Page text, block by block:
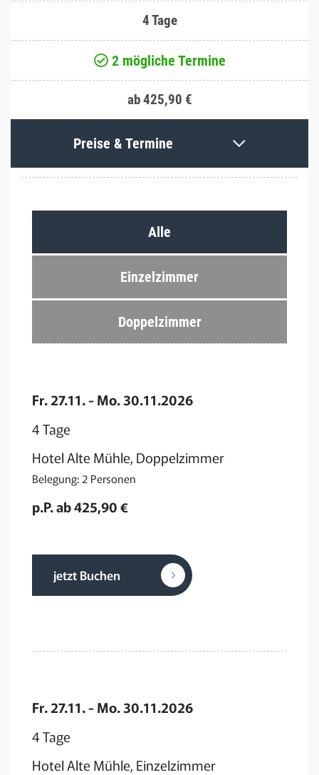
4 Tage
2 mögliche Termine
ab 425,90 €
Preise & Termine
Alle
Einzelzimmer
Doppelzimmer
Fr. 27.11. - Mo. 30.11.2026
4 Tage
Hotel Alte Mühle, Doppelzimmer
Belegung: 2 Personen
p.P. ab 425,90 €
jetzt Buchen
Fr. 27.11. - Mo. 30.11.2026
4 Tage
Hotel Alte Mühle, Einzelzimmer